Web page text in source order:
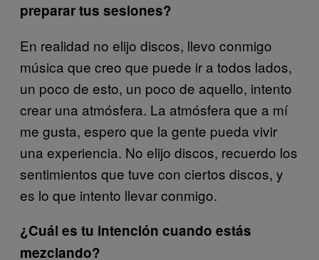
preparar tus sesiones?
En realidad no elijo discos, llevo conmigo
música que creo que puede ir a todos lados,
un poco de esto, un poco de aquello, intento
crear una atmósfera. La atmósfera que a mí
me gusta, espero que la gente pueda vivir
una experiencia. No elijo discos, recuerdo los
sentimientos que tuve con ciertos discos, y
es lo que intento llevar conmigo.
¿Cuál es tu intención cuando estás
mezclando?